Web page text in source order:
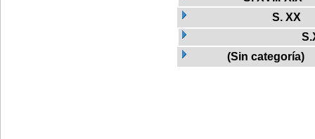
S. XX
(Sin categoría)